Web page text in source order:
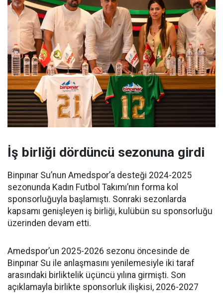
İş birliği dördüncü sezonuna girdi
Binpınar Su’nun Amedspor’a desteği 2024-2025
sezonunda Kadın Futbol Takımı’nın forma kol
sponsorluğuyla başlamıştı. Sonraki sezonlarda
kapsamı genişleyen iş birliği, kulübün su sponsorluğu
üzerinden devam etti.
Amedspor’un 2025-2026 sezonu öncesinde de
Binpınar Su ile anlaşmasını yenilemesiyle iki taraf
arasındaki birliktelik üçüncü yılına girmişti. Son
açıklamayla birlikte sponsorluk ilişkisi, 2026-2027